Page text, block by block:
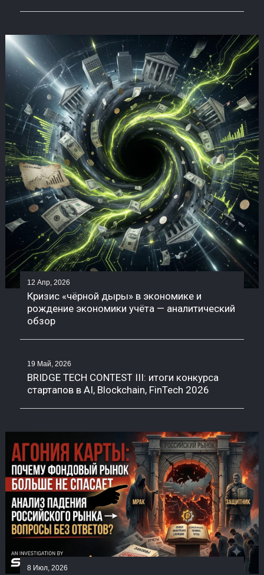
12 Апр, 2026
Кризис «чёрной дыры» в экономике и
рождение экономики учёта — аналитический
обзор
19 Май, 2026
BRIDGE TECH CONTEST III: итоги конкурса
стартапов в AI, Blockchain, FinTech 2026
8 Июл, 2026